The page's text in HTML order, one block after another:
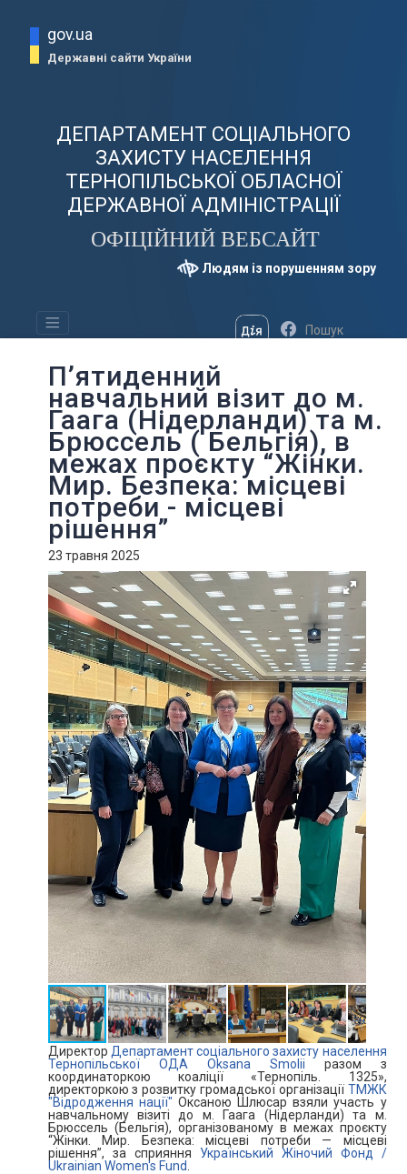
gov.ua
Державні сайти України
ДЕПАРТАМЕНТ СОЦІАЛЬНОГО
ЗАХИСТУ НАСЕЛЕННЯ
ТЕРНОПІЛЬСЬКОЇ ОБЛАСНОЇ
ДЕРЖАВНОЇ АДМІНІСТРАЦІЇ
ОФІЦІЙНИЙ ВЕБСАЙТ
Людям із порушенням зору
П’ятиденний
навчальний візит до м.
Гаага (Нідерланди) та м.
Брюссель ( Бельгія), в
межах проєкту “Жінки.
Мир. Безпека: місцеві
потреби - місцеві
рішення”
23 травня 2025
Директор Департамент соціального захисту населення
Тернопільської ОДА
Oksana Smolii разом з
координаторкою коаліції «Тернопіль. 1325»,
директоркою з розвитку громадської організації ТМЖК
"Відродження нації" Оксаною Шлюсар взяли участь у
навчальному візиті до м. Гаага (Нідерланди) та м.
Брюссель (Бельгія), організованому в межах проєкту
“Жінки. Мир. Безпека: місцеві потреби — місцеві
рішення”, за сприяння Український Жіночий Фонд /
Ukrainian Women's Fund